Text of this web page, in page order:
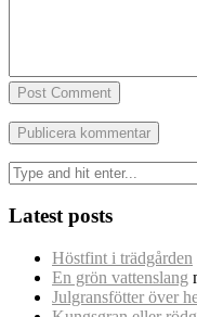
Post Comment
Sök
efter:
Latest posts
Höstfint i trädgården
En grön vattenslang
Julgransfötter över